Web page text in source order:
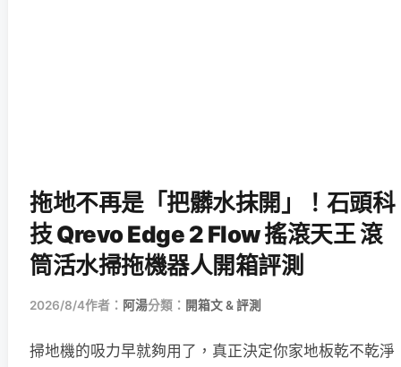
拖地不再是「把髒水抹開」！石頭科
技 Qrevo Edge 2 Flow 搖滾天王 滾
筒活水掃拖機器人開箱評測
2026/8/4作者： 阿湯分類： 開箱文 & 評測
掃地機的吸力早就夠用了，真正決定你家地板乾不乾淨